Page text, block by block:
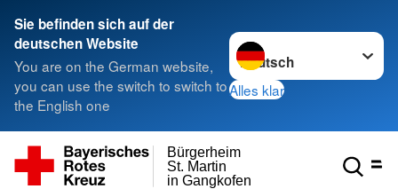
Sie befinden sich auf der
deutschen Website
You are on the German website,
you can use the switch to switch to
the English one
Sprache wechseln zu
Alles klar
in Gangkofen
St. Martin
Bürgerheim